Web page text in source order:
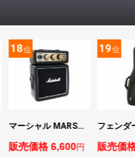
18位
マーシャル MARSHALL MS2 Mighty Mini 小型ギターアンプ
販売価格 6,600円
19位
販売価